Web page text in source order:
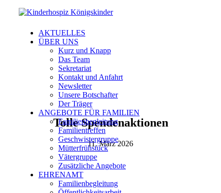
AKTUELLES
ÜBER UNS
Kurz und Knapp
Das Team
Sekretariat
Kontakt und Anfahrt
Newsletter
Unsere Botschafter
Der Träger
ANGEBOTE FÜR FAMILIEN
Familienbegleitung
Familientreffen
Geschwistergruppe
Mütterfrühstück
Vätergruppe
Zusätzliche Angebote
EHRENAMT
Familienbegleitung
Tolle Spendenaktionen
11. März 2026